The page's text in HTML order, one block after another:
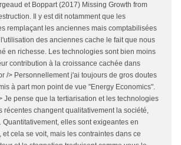
et Boppart (2017) Missing Growth from
Il y est dit notamment que les
remplaçant les anciennes mais comptabilisées
l'utilisation des anciennes cache le fait que nous
en richesse. Les technologies sont bien moins
contribution à la croissance cachée dans
/> Personnellement j'ai toujours de gros doutes
à part mon point de vue "Energy Economics".
Je pense que la tertiarisation et les technologies
récentes changent qualitativement la société,
Quantitativement, elles sont exigeantes en
et cela se voit, mais les contraintes dans ce